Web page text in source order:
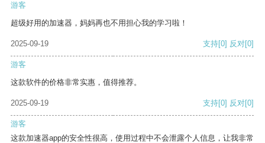
游客
超级好用的加速器，妈妈再也不用担心我的学习啦！
2025-09-19 支持[0] 反对[0]
游客
这款软件的价格非常实惠，值得推荐。
2025-09-19 支持[0] 反对[0]
游客
这款加速器app的安全性很高，使用过程中不会泄露个人信息，让我非常